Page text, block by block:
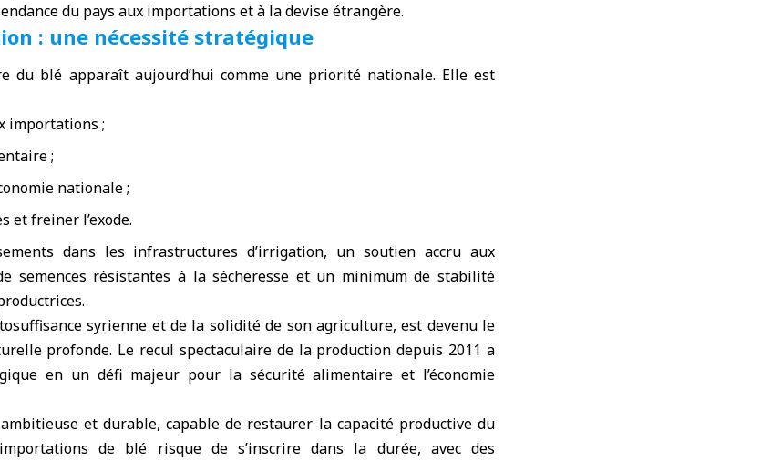
du pays aux importations et à la devise étrangère.
: une nécessité stratégique
du blé apparaît aujourd’hui comme une priorité nationale. Elle est
importations ;
;
nationale ;
et freiner l’exode.
dans les infrastructures d’irrigation, un soutien accru aux
semences résistantes à la sécheresse et un minimum de stabilité
syrienne et de la solidité de son agriculture, est devenu le
profonde. Le recul spectaculaire de la production depuis 2011 a
en un défi majeur pour la sécurité alimentaire et l’économie
et durable, capable de restaurer la capacité productive du
de blé risque de s’inscrire dans la durée, avec des